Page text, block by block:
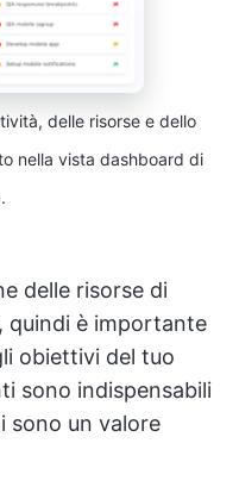
delle risorse e dello
nella vista dashboard di
delle risorse di
quindi è importante
obiettivi del tuo
sono indispensabili
sono un valore